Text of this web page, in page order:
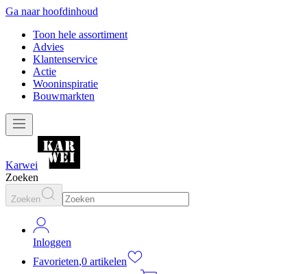
Ga naar hoofdinhoud
Toon hele assortiment
Advies
Klantenservice
Actie
Wooninspiratie
Bouwmarkten
Karwei
Zoeken
Zoeken
Inloggen
Favorieten,0 artikelen